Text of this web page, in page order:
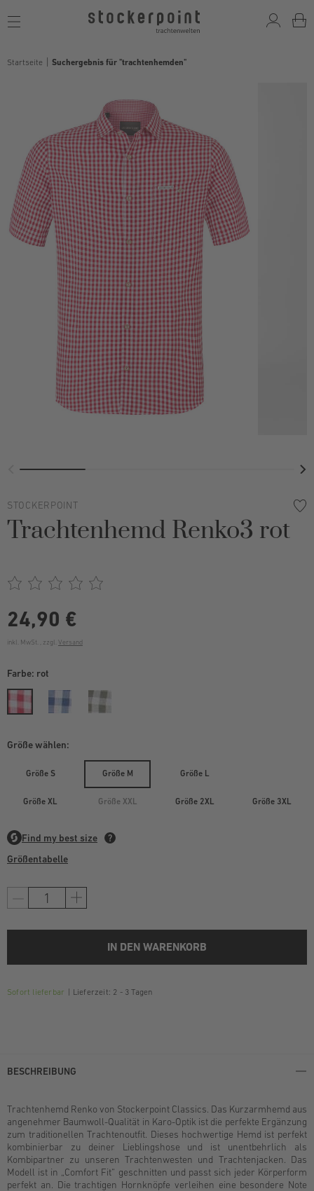
Toggle
Startseite Suchergebnis für "trachtenhemden"
STOCKERPOINT
Trachtenhemd Renko3 rot
24,90 €
inkl. MwSt. , zzgl. Versand
Farbe: rot
Größe wählen:
Größe S Größe M Größe L
Größe XL Größe XXL Größe 2XL Größe 3XL
Größentabelle
IN DEN WARENKORB
Sofort lieferbar Lieferzeit: 2 - 3 Tagen
BESCHREIBUNG
Trachtenhemd Renko von Stockerpoint Classics. Das Kurzarmhemd aus
angenehmer Baumwoll-Qualität in Karo-Optik ist die perfekte Ergänzung
zum traditionellen Trachtenoutfit. Dieses hochwertige Hemd ist perfekt
kombinierbar zu deiner Lieblingshose und ist unentbehrlich als
Kombipartner zu unseren Trachtenwesten und Trachtenjacken. Das
Modell ist in „Comfort Fit“ geschnitten und passt sich jeder Körperform
perfekt an. Die trachtigen Hornknöpfe verleihen eine besondere Note